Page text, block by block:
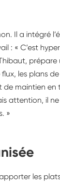
Il a intégré
: « C’est
les plans
de maintien
attention, il
»
les